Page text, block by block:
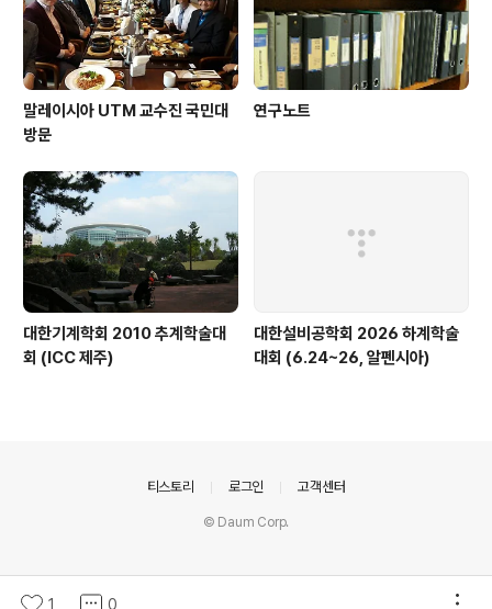
말레이시아 UTM 교수진 국민대
방문
연구노트
대한기계학회 2010 추계학술대
회 (ICC 제주)
대한설비공학회 2026 하계학술
대회 (6.24~26, 알펜시아)
1 0
티스토리 로그인 고객센터
© Daum Corp.